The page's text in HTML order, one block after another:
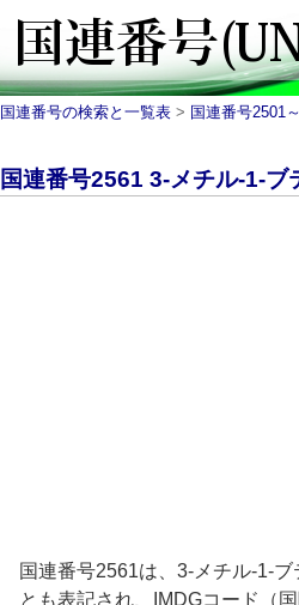
国連番号の検索と一覧表 > 国連番号2501
国連番号2561 3-メチル-1-
国連番号2561は、3-メチル-1-
とも表記され、IMDGコード（